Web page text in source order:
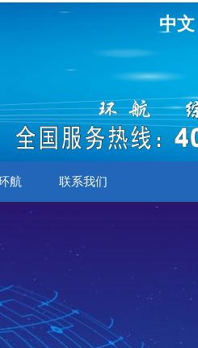
中文
航 联系我们